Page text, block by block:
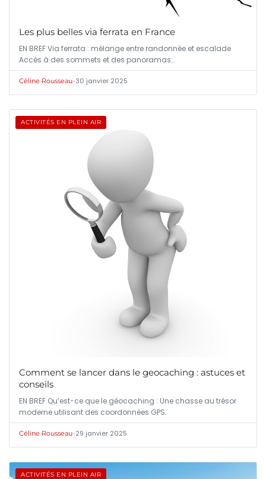
Les plus belles via ferrata en France
EN BREF Via ferrata : mélange entre randonnée et escalade
Accès à des sommets et des panoramas…
Céline Rousseau•30 janvier 2025
ACTIVITÉS EN PLEIN AIR
Comment se lancer dans le geocaching : astuces et
conseils
EN BREF Qu’est-ce que le géocaching : Une chasse au trésor
moderne utilisant des coordonnées GPS.
Céline Rousseau•29 janvier 2025
ACTIVITÉS EN PLEIN AIR